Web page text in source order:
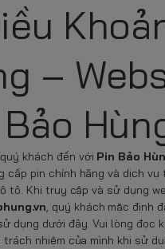
–
khách đến với Pin Bảo
cấp pin chính hãng và dịch vụ
tô. Khi truy cập và sử dụng
, quý khách mặc định
dụng dưới đây. Vui lòng đọc
trách nhiệm của mình khi sử